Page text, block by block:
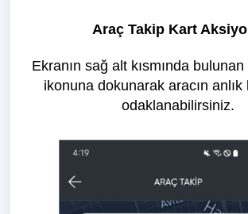
Araç Takip Kart
Ekranın sağ alt kısmında
ikonuna dokunarak aracın
odaklanabilirsiniz.